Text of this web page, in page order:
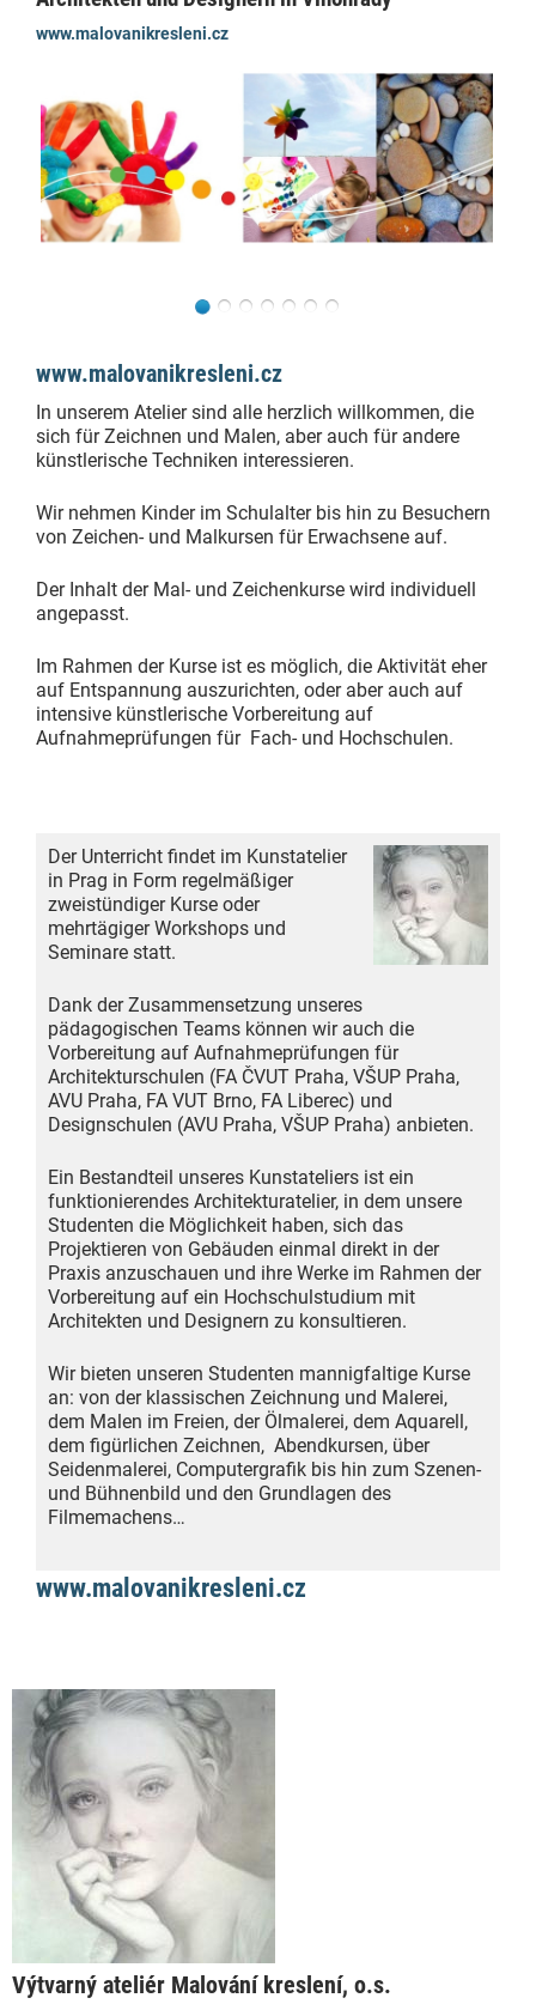
www.malovanikresleni.cz
www.malovanikresleni.cz
In unserem Atelier sind alle herzlich willkommen, die
sich für Zeichnen und Malen, aber auch für andere
künstlerische Techniken interessieren.
Wir nehmen Kinder im Schulalter bis hin zu Besuchern
von Zeichen- und Malkursen für Erwachsene auf.
Der Inhalt der Mal- und Zeichenkurse wird individuell
angepasst.
Im Rahmen der Kurse ist es möglich, die Aktivität eher
auf Entspannung auszurichten, oder aber auch auf
intensive künstlerische Vorbereitung auf
Aufnahmeprüfungen für Fach- und Hochschulen.
Der Unterricht findet im Kunstatelier
in Prag in Form regelmäßiger
zweistündiger Kurse oder
mehrtägiger Workshops und
Seminare statt.
Dank der Zusammensetzung unseres
pädagogischen Teams können wir auch die
Vorbereitung auf Aufnahmeprüfungen für
Architekturschulen (FA ČVUT Praha, VŠUP Praha,
AVU Praha, FA VUT Brno, FA Liberec) und
Designschulen (AVU Praha, VŠUP Praha) anbieten.
Ein Bestandteil unseres Kunstateliers ist ein
funktionierendes Architekturatelier, in dem unsere
Studenten die Möglichkeit haben, sich das
Projektieren von Gebäuden einmal direkt in der
Praxis anzuschauen und ihre Werke im Rahmen der
Vorbereitung auf ein Hochschulstudium mit
Architekten und Designern zu konsultieren.
Wir bieten unseren Studenten mannigfaltige Kurse
an: von der klassischen Zeichnung und Malerei,
dem Malen im Freien, der Ölmalerei, dem Aquarell,
dem figürlichen Zeichnen, Abendkursen, über
Seidenmalerei, Computergrafik bis hin zum Szenen-
und Bühnenbild und den Grundlagen des
Filmemachens…
www.malovanikresleni.cz
Výtvarný ateliér Malování kreslení, o.s.